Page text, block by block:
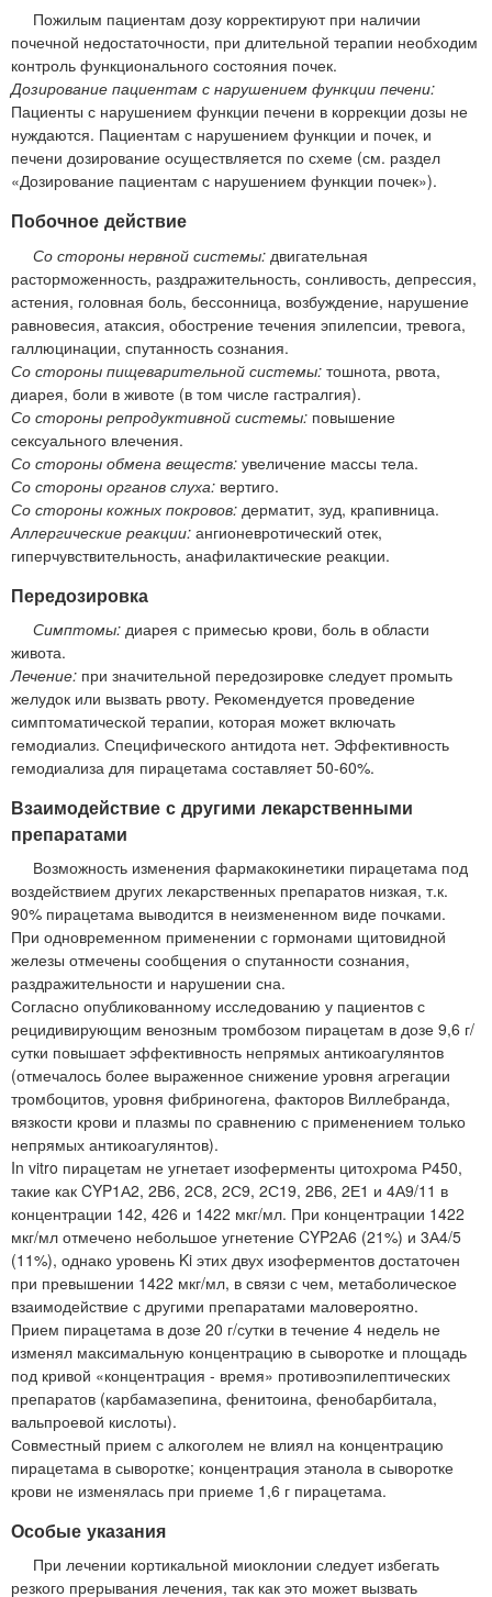
Пожилым пациентам дозу корректируют при наличии
почечной недостаточности, при длительной терапии необходим
контроль функционального состояния почек.
Дозирование пациентам с нарушением функции печени:
Пациенты с нарушением функции печени в коррекции дозы не
нуждаются. Пациентам с нарушением функции и почек, и
печени дозирование осуществляется по схеме (см. раздел
«Дозирование пациентам с нарушением функции почек»).
Побочное действие
Со стороны нервной системы: двигательная
расторможенность, раздражительность, сонливость, депрессия,
астения, головная боль, бессонница, возбуждение, нарушение
равновесия, атаксия, обострение течения эпилепсии, тревога,
галлюцинации, спутанность сознания.
Со стороны пищеварительной системы: тошнота, рвота,
диарея, боли в животе (в том числе гастралгия).
Со стороны репродуктивной системы: повышение
сексуального влечения.
Со стороны обмена веществ: увеличение массы тела.
Со стороны органов слуха: вертиго.
Со стороны кожных покровов: дерматит, зуд, крапивница.
Аллергические реакции: ангионевротический отек,
гиперчувствительность, анафилактические реакции.
Передозировка
Симптомы: диарея с примесью крови, боль в области
живота.
Лечение: при значительной передозировке следует промыть
желудок или вызвать рвоту. Рекомендуется проведение
симптоматической терапии, которая может включать
гемодиализ. Специфического антидота нет. Эффективность
гемодиализа для пирацетама составляет 50-60%.
Взаимодействие с другими лекарственными
препаратами
Возможность изменения фармакокинетики пирацетама под
воздействием других лекарственных препаратов низкая, т.к.
90% пирацетама выводится в неизмененном виде почками.
При одновременном применении с гормонами щитовидной
железы отмечены сообщения о спутанности сознания,
раздражительности и нарушении сна.
Согласно опубликованному исследованию у пациентов с
рецидивирующим венозным тромбозом пирацетам в дозе 9,6 г/
сутки повышает эффективность непрямых антикоагулянтов
(отмечалось более выраженное снижение уровня агрегации
тромбоцитов, уровня фибриногена, факторов Виллебранда,
вязкости крови и плазмы по сравнению с применением только
непрямых антикоагулянтов).
In vitro пирацетам не угнетает изоферменты цитохрома Р450,
такие как CYP1А2, 2В6, 2С8, 2С9, 2С19, 2В6, 2Е1 и 4А9/11 в
концентрации 142, 426 и 1422 мкг/мл. При концентрации 1422
мкг/мл отмечено небольшое угнетение CYP2А6 (21%) и 3А4/5
(11%), однако уровень Ki этих двух изоферментов достаточен
при превышении 1422 мкг/мл, в связи с чем, метаболическое
взаимодействие с другими препаратами маловероятно.
Прием пирацетама в дозе 20 г/сутки в течение 4 недель не
изменял максимальную концентрацию в сыворотке и площадь
под кривой «концентрация - время» противоэпилептических
препаратов (карбамазепина, фенитоина, фенобарбитала,
вальпроевой кислоты).
Совместный прием с алкоголем не влиял на концентрацию
пирацетама в сыворотке; концентрация этанола в сыворотке
крови не изменялась при приеме 1,6 г пирацетама.
Особые указания
При лечении кортикальной миоклонии следует избегать
резкого прерывания лечения, так как это может вызвать